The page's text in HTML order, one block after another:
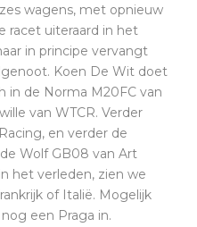
wagens, met opnieuw
racet uiteraard in het
in principe vervangt
Koen De Wit doet
in de Norma M20FC van
van WTCR. Verder
en verder de
Wolf GB08 van Art
het verleden, zien we
of Italië. Mogelijk
een Praga in.